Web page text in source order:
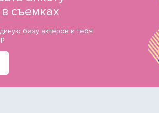
съемках
базу актёров и тебя